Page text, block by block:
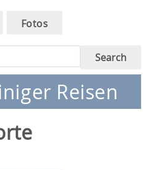
Fotos
Reisen